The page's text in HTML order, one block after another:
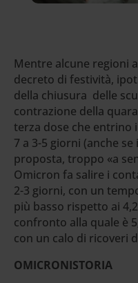
Mentre alcune regioni
decreto di festività,
della chiusura delle
contrazione della
terza dose che
7 a 3-5 giorni (anche
proposta, troppo «a
Omicron fa salire i
2-3 giorni, con un
più basso rispetto ai
confronto alla quale è
con un calo di ricoveri
OMICRONISTORIA